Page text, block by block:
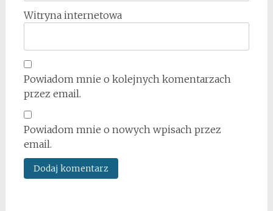
Witryna internetowa
Powiadom mnie o kolejnych komentarzach
przez email.
Powiadom mnie o nowych wpisach przez
email.